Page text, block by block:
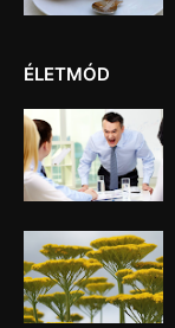
ÉLETMÓD